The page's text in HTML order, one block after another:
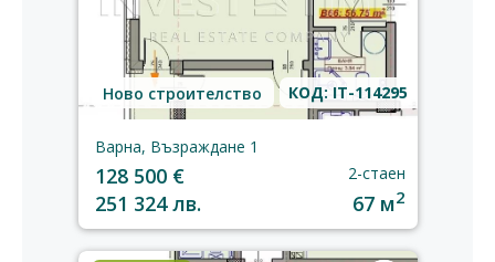
Ново строителство КОД: IT-114295
Варна, Възраждане 1
128 500 €
251 324 лв.
2-стаен
67 м2